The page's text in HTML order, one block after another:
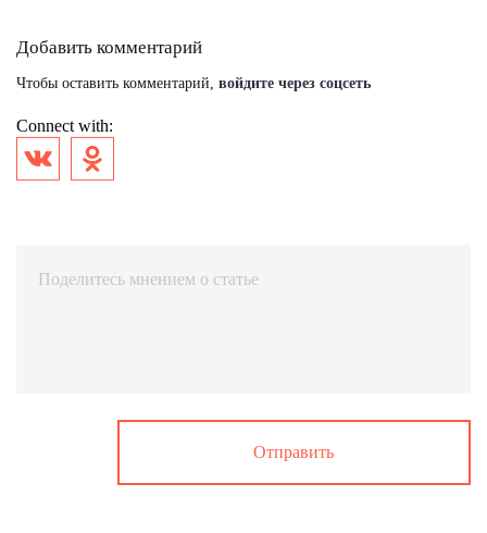
Добавить комментарий
Чтобы оставить комментарий, войдите через соцсеть
Connect with: